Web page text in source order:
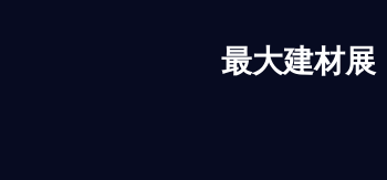
最大建